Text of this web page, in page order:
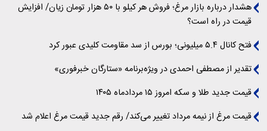
هشدار درباره بازار مرغ؛ فروش هر کیلو با ۵۰ هزار تومان زیان/ افزایش
قیمت در راه است؟
فتح کانال ۵.۴ میلیونی؛ بورس از سد مقاومت کلیدی عبور کرد
تقدیر از مصطفی احمدی در ویژه‌برنامه «ستارگان خبرفوری»
قیمت جدید طلا و سکه امروز ۱۵ مردادماه ۱۴۰۵
قیمت مرغ از نیمه مرداد تغییر می‌کند/ رقم جدید قیمت مرغ اعلام شد